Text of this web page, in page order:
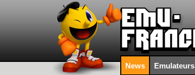
News Emulateurs